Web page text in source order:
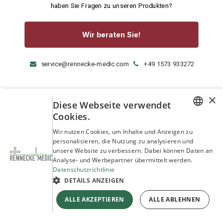
haben Sie Fragen zu unseren Produkten?
Wir beraten Sie!
service@rennecke-medic.com +49 1573 933272
ENGLISH
×
Diese Webseite verwendet
Cookies.
Wir nutzen Cookies, um Inhalte und Anzeigen zu
personalisieren, die Nutzung zu analysieren und
unsere Website zu verbessern. Dabei können Daten an
Analyse- und Werbepartner übermittelt werden.
Datenschutzrichtlinie
DETAILS ANZEIGEN
ALLE AKZEPTIEREN ALLE ABLEHNEN